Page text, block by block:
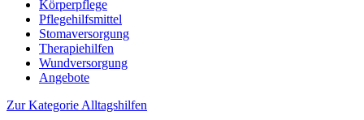
Körperpflege
Pflegehilfsmittel
Stomaversorgung
Therapiehilfen
Wundversorgung
Angebote
Zur Kategorie Alltagshilfen